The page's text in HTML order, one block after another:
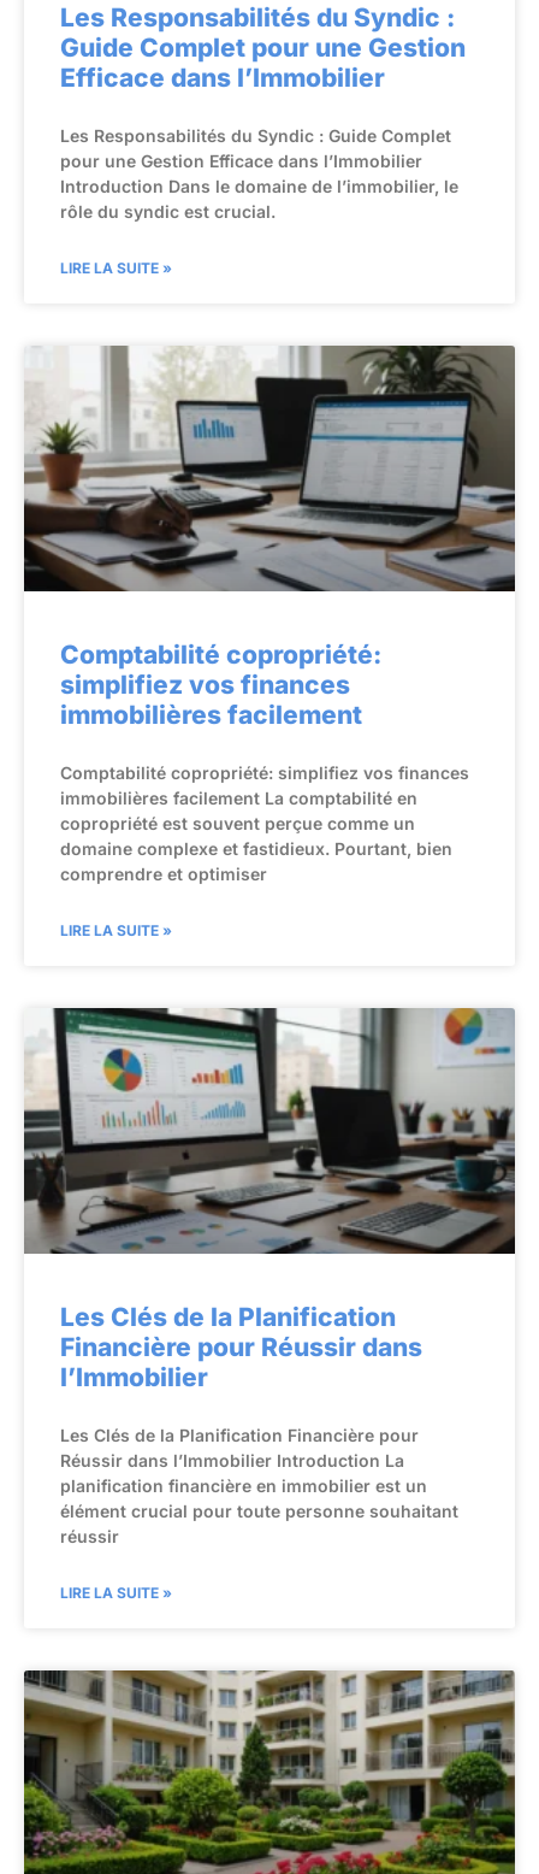
Les Responsabilités du Syndic :
Guide Complet pour une Gestion
Efficace dans l’Immobilier
Les Responsabilités du Syndic : Guide Complet
pour une Gestion Efficace dans l’Immobilier
Introduction Dans le domaine de l’immobilier, le
rôle du syndic est crucial.
LIRE LA SUITE »
Comptabilité copropriété:
simplifiez vos finances
immobilières facilement
Comptabilité copropriété: simplifiez vos finances
immobilières facilement La comptabilité en
copropriété est souvent perçue comme un
domaine complexe et fastidieux. Pourtant, bien
comprendre et optimiser
LIRE LA SUITE »
Les Clés de la Planification
Financière pour Réussir dans
l’Immobilier
Les Clés de la Planification Financière pour
Réussir dans l’Immobilier Introduction La
planification financière en immobilier est un
élément crucial pour toute personne souhaitant
réussir
LIRE LA SUITE »